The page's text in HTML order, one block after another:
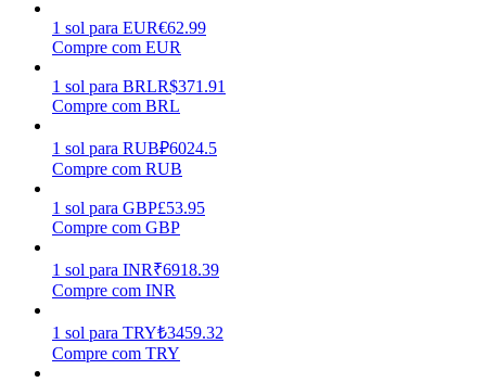
Porquinho poderoso
Ganhe recompensas competitivas diariamente
1 sol para EUR€62.99
Compre com EUR
1 sol para BRLR$371.91
Compre com BRL
1 sol para RUB₽6024.5
Compre com RUB
1 sol para GBP£53.95
Compre com GBP
1 sol para INR₹6918.39
Compre com INR
1 sol para TRY₺3459.32
Compre com TRY